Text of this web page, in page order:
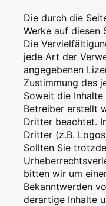
Die durch die
Werke auf diesen
Die
jede Art der
angegebenen
Zustimmung des
Soweit die
Betreiber erstellt
Dritter beachtet.
Dritter (z.B.
Sollten Sie
bitten wir um
Bekanntwerden
derartige Inhalte